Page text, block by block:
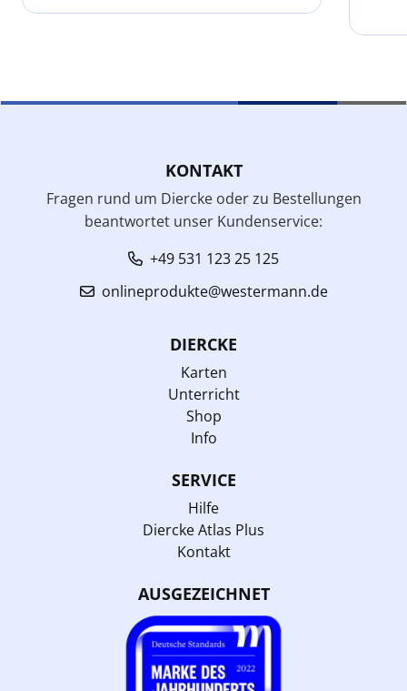
KONTAKT
Fragen rund um Diercke oder zu Bestellungen
beantwortet unser Kundenservice:
+49 531 123 25 125
onlineprodukte@westermann.de
DIERCKE
Karten
Unterricht
Shop
Info
SERVICE
Hilfe
Diercke Atlas Plus
Kontakt
AUSGEZEICHNET